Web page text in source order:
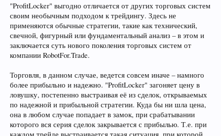
"ProfitLocker" выгодно отличается от других торговых систем
своим необычным подходом к трейдингу. Здесь не
применяются обычные стратегии, такие как технический,
свечной, фигурный или фундаментальный анализ – в этом и
заключается суть нового поколения торговых систем от
компании RobotFor.Trade.
Торговля, в данном случае, ведется совсем иначе – намного
более прибыльно и надежно. "ProfitLocker" загоняет цену в
ловушку, постепенно выстраивая её из сделок, открываемых
по надежной и прибыльной стратегии. Куда бы ни шла цена,
она в любом случае попадает в замок, при срабатывании
которого вся серия сделок закрывается с прибылью. Т.е. при